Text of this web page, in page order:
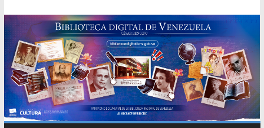
Modesta Bor Sánchez [material gráfico]
Gaceta Oficial de la República de Venezuela año CXXXIII Mes V,
Caracas 09 de marzo de 2006 N° 38.394
Catálogo temático de obras de Modesta Bor